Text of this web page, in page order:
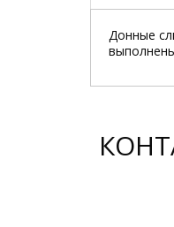
Донные